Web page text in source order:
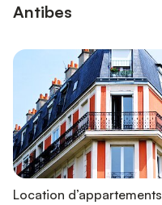
Antibes
Location d’appartements